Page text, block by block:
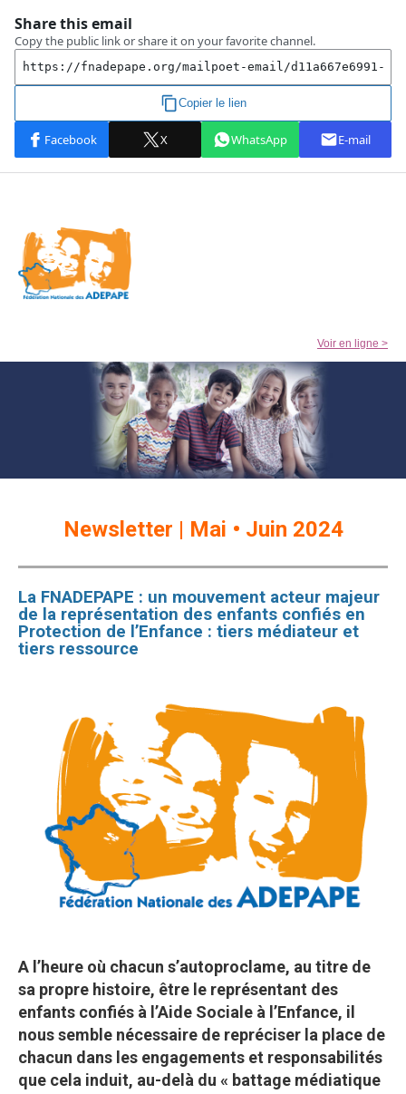
Voir en ligne >
Newsletter | Mai • Juin 2024
La FNADEPAPE : un mouvement acteur majeur
de la représentation des enfants confiés en
Protection de l’Enfance : tiers médiateur et
tiers ressource
A l’heure où chacun s’autoproclame, au titre de
sa propre histoire, être le représentant des
enfants confiés à l’Aide Sociale à l’Enfance, il
nous semble nécessaire de repréciser la place de
chacun dans les engagements et responsabilités
que cela induit, au-delà du « battage médiatique